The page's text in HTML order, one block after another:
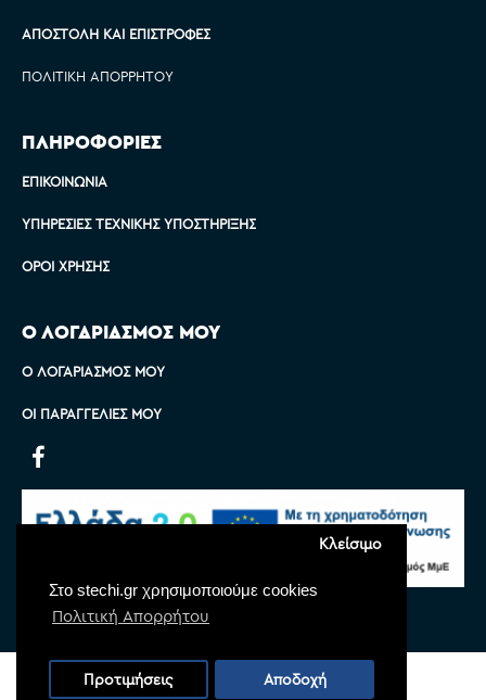
Στο stechi.gr χρησιμοποιούμε cookies
Πολιτική Απορρήτου
Κλείσιμο
Προτιμήσεις Αποδοχή
ΑΠΟΣΤΟΛΉ ΚΑΙ ΕΠΙΣΤΡΟΦΈΣ
ΠΟΛΙΤΙΚΉ ΑΠΟΡΡΉΤΟΥ
ΠΛΗΡΟΦΟΡΙΕΣ
ΕΠΙΚΟΙΝΩΝΊΑ
ΥΠΗΡΕΣΊΕΣ ΤΕΧΝΙΚΉΣ ΥΠΟΣΤΉΡΙΞΗΣ
ΌΡΟΙ ΧΡΉΣΗΣ
Ο ΛΟΓΑΡΙΑΣΜΟΣ ΜΟΥ
Ο ΛΟΓΑΡΙΑΣΜΌΣ ΜΟΥ
ΟΙ ΠΑΡΑΓΓΕΛΊΕΣ ΜΟΥ
Copyright © 2022 Stechi, All Rights Reserved
Powered by
Monoware Web